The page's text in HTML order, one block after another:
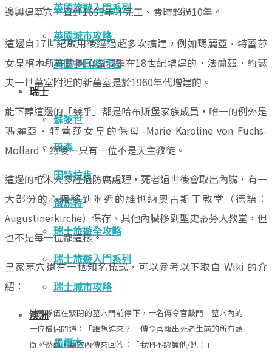
英國旅遊入門系列
英國城市攻略
英國多日遊行程
瑞士
蘇黎世
琉森
因特拉肯
策馬特
瑞士旅遊全攻略
瑞士旅遊入門系列
瑞士城市攻略
澳洲
墨爾本
邊興建墓穴，直到1633年才完工、費時超過10年。
這邊自17世紀啟用後經過超多次擴建，例如瑪麗亞·特蕾莎
女皇棺木所在的圓頂區域是在18世紀增建的、法蘭茲．約瑟
夫一世墓室附近的新墓室是於1960年代增建的。
能下葬這邊的「幾乎」都是哈布斯堡家族成員，唯一的例外是
瑪麗亞·特蕾莎女皇的保母–Marie Karoline von Fuchs-
Mollard，然後…只有一位不是天主教徒。
這邊的棺木大多經過防腐處理，死者過世後會取出內臟，有一
大部分的心臟移到附近的維也納奧古斯丁教堂（德語：
Augustinerkirche）保存、其他內臟移到聖史蒂芬大教堂，但
也不是每一位都這樣。
皇家墓穴還有一個知名儀式，可以參考以下取自 Wiki 的介
紹：
送葬隊伍在緊閉的墓穴門前停下，一名傳令官敲門。墓穴內的
一位僧侶問道：「誰想進來？」傳令官報出死者生前的所有頭
銜。然而，墓穴內傳來回答：「我們不認識他/她！」